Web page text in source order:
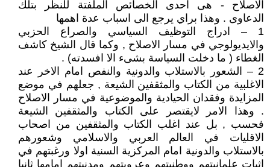
الاصلاح - هى احدى الخصائص الملفتة للنظر بتلك
الدعاوى . وهذا براي يرجع الى اسباب عدة اهمها
1 – ادراج التوظيف السياسي والصراع الحزبي
والايديولوجي في مسار الاصلاح , وكما قال الشيخ كاشف
الغطاء ( ما دخلت السياسة بشىء الا افسدته) .
2 – الشعور بالاستلاب والدونية والنفص امام الاخر عند
الاغلبية من الكتاب والمثقفين الشيعة , جعلهم في موضع
المزايدة وفقدان الحيادية والموضوعية في مسار الاصلاح
. وهذا الامر لايقتصر على الكتاب والمثقفين الشيعة
فحسب , بل عند اغلب الكتاب والمثقفين من اصحاب
الاقليات في العالم العربي والاسلامي وشعورهم
بالاستلاب والدونية امام المركزية السنية اولا ورغبتهم في
اثبات علمانيتهم ووطنيتهم وعروبتهم ومدنيتهم امامها ثانيا